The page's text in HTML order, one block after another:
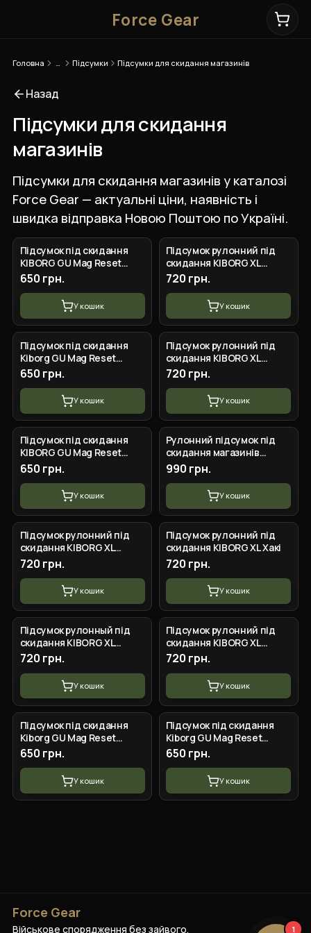
Force Gear
Головна Підсумки Підсумки для скидання магазинів
Назад
Підсумки для скидання
магазинів
Підсумки для скидання магазинів у каталозі
Force Gear — актуальні ціни, наявність і
швидка відправка Новою Поштою по Україні.
Підсумок під скидання
KIBORG GU Mag Reset
Pouch Піксель
650 грн.
У кошик
Підсумок рулонний під
скидання KIBORG XL
Чорний
720 грн.
У кошик
Підсумок під скидання
Kiborg GU Mag Reset
Pouch Чорний мультикам
650 грн.
У кошик
Підсумок рулонний під
скидання KIBORG XL
Мультикам
720 грн.
У кошик
Підсумок під скидання
KIBORG GU Mag Reset
Pouch Мультикам
650 грн.
У кошик
Рулонний підсумок під
скидання магазинів
(35х25) Militex Cordura
original USA Мультикам
990 грн.
У кошик
Підсумок рулонний під
скидання KIBORG XL
Койот
720 грн.
У кошик
Підсумок рулонний під
скидання KIBORG XL Хакі
720 грн.
У кошик
Підсумок рулонный під
скидання KIBORG XL
Чорний мультикам
720 грн.
У кошик
Підсумок рулонний під
скидання KIBORG XL
Піксель
720 грн.
У кошик
Підсумок під скидання
Kiborg GU Mag Reset
Pouch Койот
650 грн.
У кошик
Підсумок під скидання
Kiborg GU Mag Reset
Pouch Хакі
650 грн.
У кошик
Force Gear
Військове спорядження без зайвого. 1